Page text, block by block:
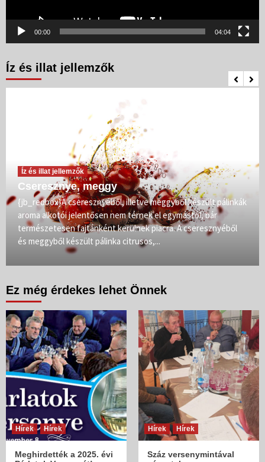
00:00 04:04
Íz és illat jellemzők
Íz és illat jellemzők
Cseresznye, meggy
{jb_redbox}A cseresznyéből, illetve meggyből készült pálinkák
aroma alkotói jelentősen nem térnek el egymástól, bár
természetesen fajtánként kerülnek piacra. A cseresznyéből
és meggyből készült pálinka citrusos,...
Ez még érdekes lehet Önnek
Hírek Hírek
Meghirdették a 2025. évi
Hírek Hírek
Száz versenymintával